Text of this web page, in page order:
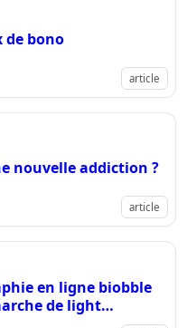
de bono
article
nouvelle addiction ?
article
en ligne biobble
de light